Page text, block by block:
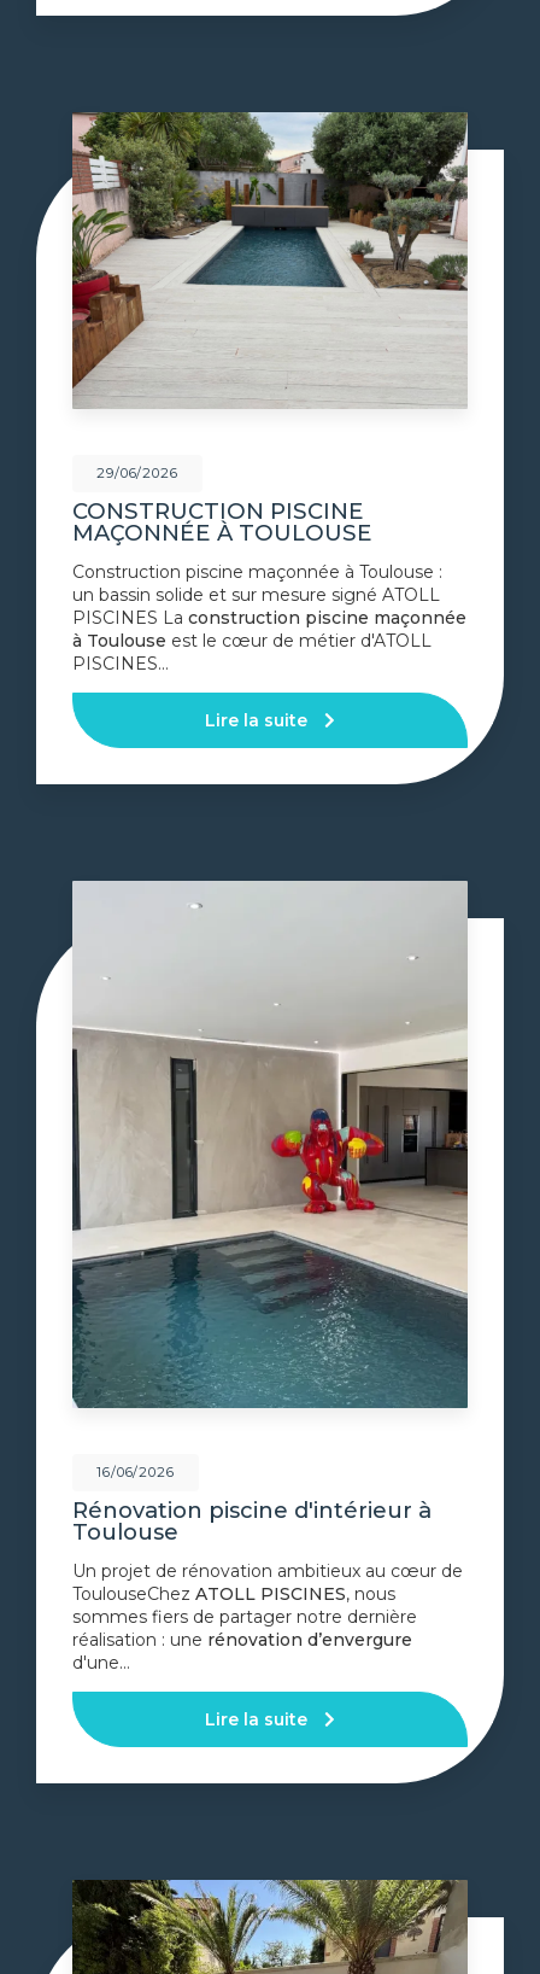
29/06/2026
CONSTRUCTION PISCINE
MAÇONNÉE À TOULOUSE
Construction piscine maçonnée à Toulouse :
un bassin solide et sur mesure signé ATOLL
PISCINES La construction piscine maçonnée
à Toulouse est le cœur de métier d'ATOLL
PISCINES…
Lire la suite
16/06/2026
Rénovation piscine d'intérieur à
Toulouse
Un projet de rénovation ambitieux au cœur de
ToulouseChez ATOLL PISCINES, nous
sommes fiers de partager notre dernière
réalisation : une rénovation d’envergure
d'une…
Lire la suite